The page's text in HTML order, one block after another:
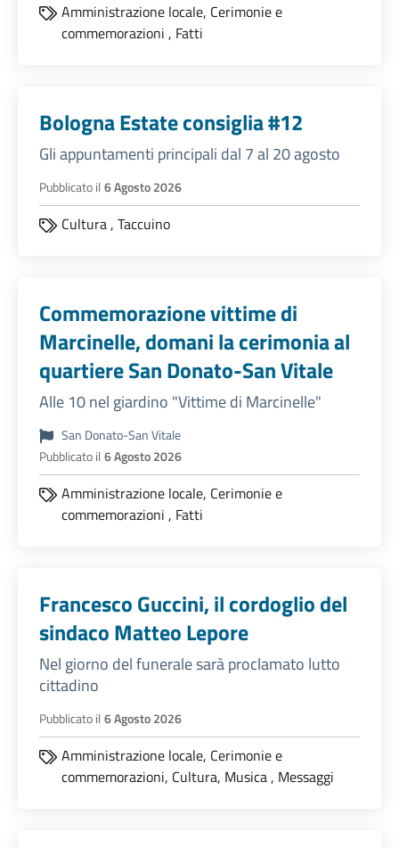
Amministrazione locale, Cerimonie e
commemorazioni , Fatti
Bologna Estate consiglia #12
Gli appuntamenti principali dal 7 al 20 agosto
Pubblicato il 6 Agosto 2026
Cultura, Taccuino
Commemorazione vittime di
Marcinelle, domani la cerimonia al
quartiere San Donato-San Vitale
Alle 10 nel giardino "Vittime di Marcinelle"
San Donato-San Vitale
Pubblicato il 6 Agosto 2026
Amministrazione locale, Cerimonie e
commemorazioni , Fatti
Francesco Guccini, il cordoglio del
sindaco Matteo Lepore
Nel giorno del funerale sarà proclamato lutto
cittadino
Pubblicato il 6 Agosto 2026
Amministrazione locale, Cerimonie e
commemorazioni, Cultura, Musica, Messaggi